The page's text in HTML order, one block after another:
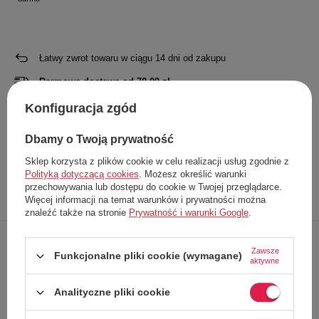
Łatwy zwrot towaru w ciągu 14 dni od zakupu
Darmowa dostawa od70,00 zł
Producent
FreezeEco
EAN
7900000049401
Opis
produktu
Dokładne
dane
Zapytaj o
produkt
Napisz
swoją opinię
Konfiguracja zgód
Dbamy o Twoją prywatność
Sklep korzysta z plików cookie w celu realizacji usług zgodnie z
Polityką dotyczącą cookies. Możesz określić warunki
przechowywania lub dostępu do cookie w Twojej przeglądarce.
Więcej informacji na temat warunków i prywatności można
znaleźć także na stronie Prywatność i warunki Google.
Funkcjonalne pliki cookie (wymagane)
Zawsze
aktywne
Analityczne pliki cookie